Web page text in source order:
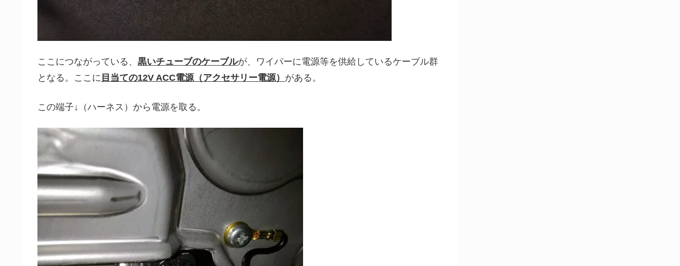
ここにつながっている、 黒いチューブのケーブルが、ワイパーに電源等を供給しているケーブル群
となる。ここに 目当ての12V ACC電源（アクセサリー電源） がある。
この端子↓（ハーネス）から電源を取る。